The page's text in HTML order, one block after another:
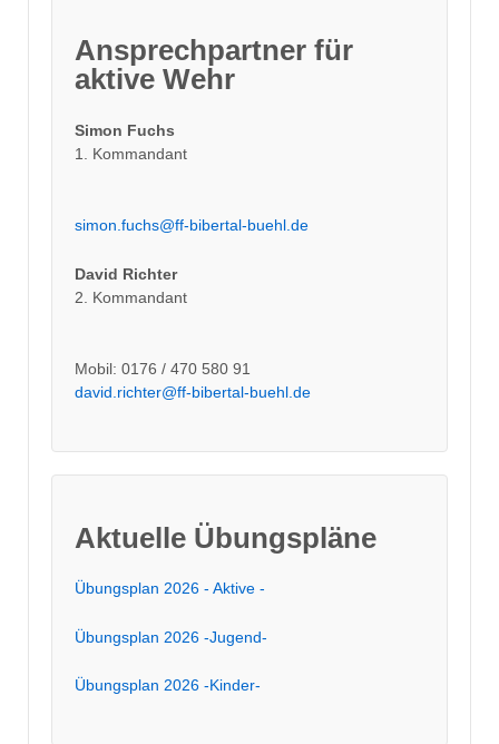
Ansprechpartner für
aktive Wehr
Simon Fuchs
1. Kommandant
simon.fuchs@ff-bibertal-buehl.de
David Richter
2. Kommandant
Mobil: 0176 / 470 580 91
david.richter@ff-bibertal-buehl.de
Aktuelle Übungspläne
Übungsplan 2026 - Aktive -
Übungsplan 2026 -Jugend-
Übungsplan 2026 -Kinder-